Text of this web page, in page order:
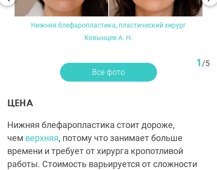
Нижняя блефаропластика, пластический хирург
Ковынцев А. Н.
1/5
Все фото
ЦЕНА
Нижняя блефаропластика стоит дороже,
чем верхняя, потому что занимает больше
времени и требует от хирурга кропотливой
работы. Стоимость варьируется от сложности